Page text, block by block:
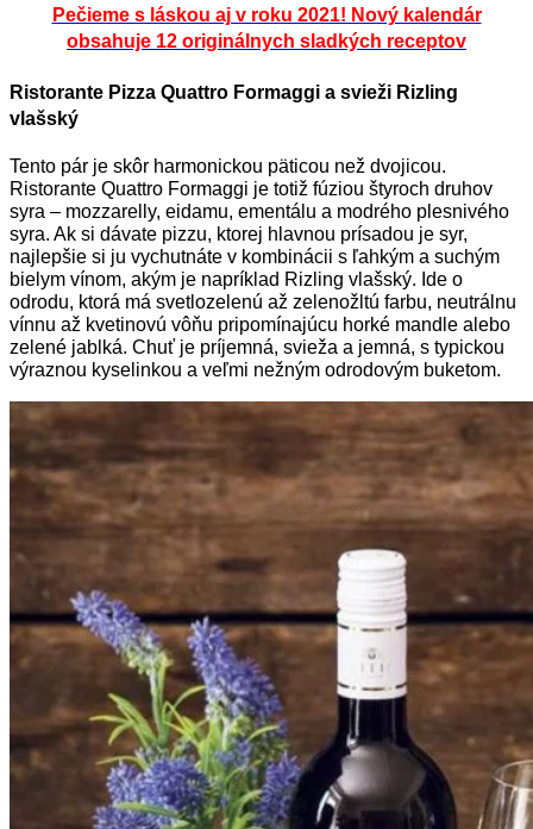
Pečieme s láskou aj v roku 2021! Nový kalendár
obsahuje 12 originálnych sladkých receptov
Ristorante Pizza Quattro Formaggi a svieži Rizling
vlašský
Tento pár je skôr harmonickou päticou než dvojicou.
Ristorante Quattro Formaggi je totiž fúziou štyroch druhov
syra – mozzarelly, eidamu, ementálu a modrého plesnivého
syra. Ak si dávate pizzu, ktorej hlavnou prísadou je syr,
najlepšie si ju vychutnáte v kombinácii s ľahkým a suchým
bielym vínom, akým je napríklad Rizling vlašský. Ide o
odrodu, ktorá má svetlozelenú až zelenožltú farbu, neutrálnu
vínnu až kvetinovú vôňu pripomínajúcu horké mandle alebo
zelené jablká. Chuť je príjemná, svieža a jemná, s typickou
výraznou kyselinkou a veľmi nežným odrodovým buketom.